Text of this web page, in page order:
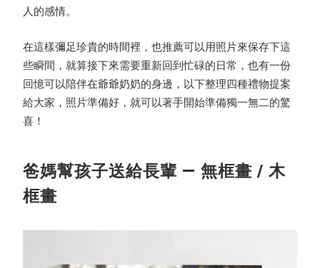
Editing Tips
Exclusive Interview
TinTint Bookstore Interview
人的感情。
在這樣彌足珍貴的時間裡，也推薦可以用照片來保存下這
些瞬間，就算接下來需要重新回到忙碌的日常，也有一份
回憶可以陪伴在爺爺奶奶的身邊，以下整理四種禮物提案
給大家，照片準備好，就可以著手開始準備獨一無二的驚
喜！
爸媽幫孩子送給長輩 — 無框畫 / 木
框畫